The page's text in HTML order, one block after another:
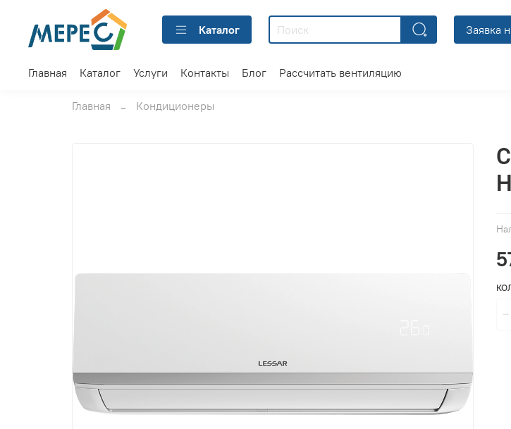
Каталог Заявка
Главная Каталог Услуги Контакты Блог Рассчитать вентиляцию
Главная Кондиционеры